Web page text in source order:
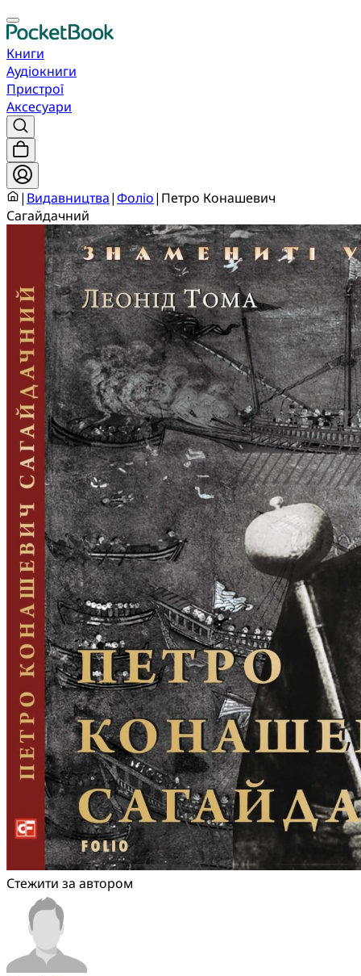
Книги
Аудіокниги
Пристрої
Аксесуари
| Видавництва|Фоліо| Петро Конашевич
Сагайдачний
Стежити за автором